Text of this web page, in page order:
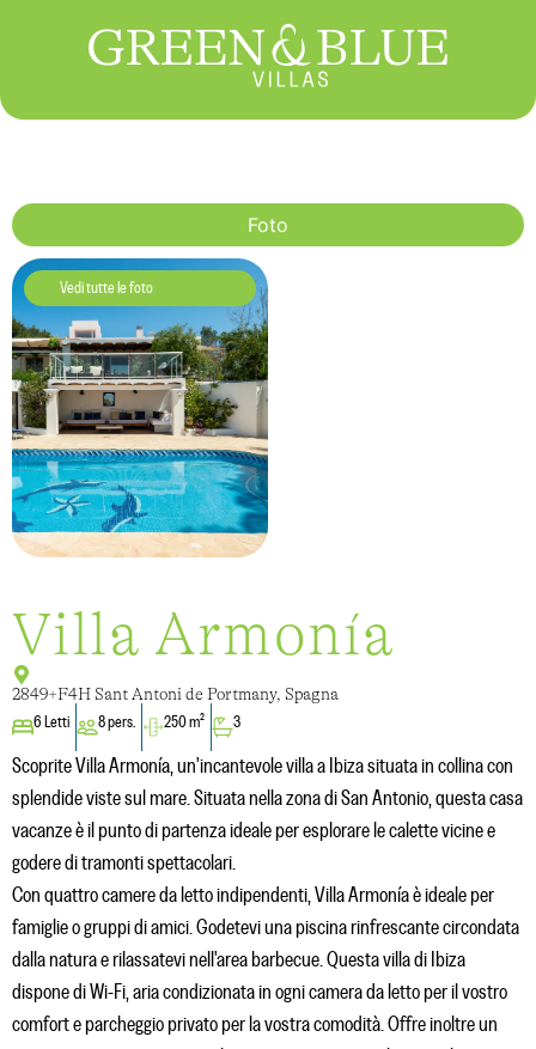
Foto
Vedi tutte le foto
Villa Armonía
2849+F4H Sant Antoni de Portmany, Spagna
6 Letti 8 pers. 250 m² 3
Scoprite Villa Armonía, un'incantevole villa a Ibiza situata in collina con
splendide viste sul mare. Situata nella zona di San Antonio, questa casa
vacanze è il punto di partenza ideale per esplorare le calette vicine e
godere di tramonti spettacolari.
Con quattro camere da letto indipendenti, Villa Armonía è ideale per
famiglie o gruppi di amici. Godetevi una piscina rinfrescante circondata
dalla natura e rilassatevi nell'area barbecue. Questa villa di Ibiza
dispone di Wi-Fi, aria condizionata in ogni camera da letto per il vostro
comfort e parcheggio privato per la vostra comodità. Offre inoltre un